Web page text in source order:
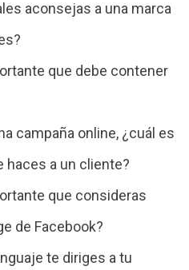
aconsejas a una marca
que debe contener
campaña online, ¿cuál es
haces a un cliente?
que consideras
de Facebook?
te diriges a tu